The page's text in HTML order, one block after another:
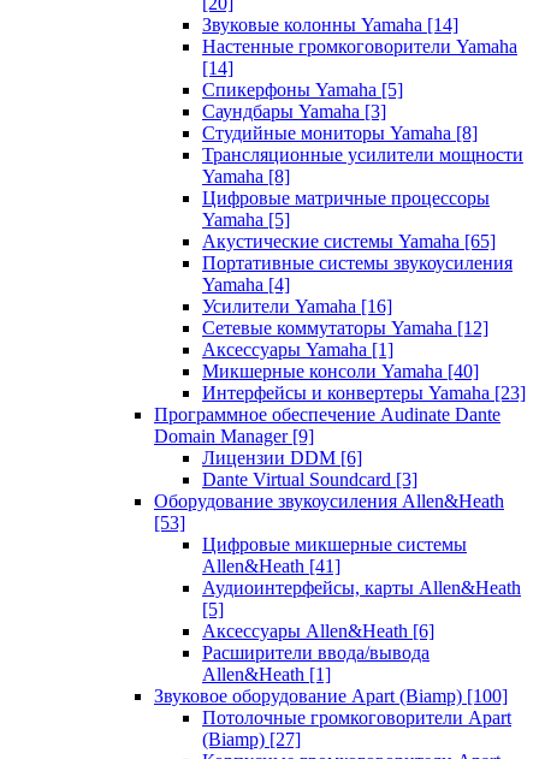
Звуковые колонны Yamaha [14]
Настенные громкоговорители Yamaha
[14]
Спикерфоны Yamaha [5]
Саундбары Yamaha [3]
Студийные мониторы Yamaha [8]
Трансляционные усилители мощности
Yamaha [8]
Цифровые матричные процессоры
Yamaha [5]
Акустические системы Yamaha [65]
Портативные системы звукоусиления
Yamaha [4]
Усилители Yamaha [16]
Сетевые коммутаторы Yamaha [12]
Аксессуары Yamaha [1]
Микшерные консоли Yamaha [40]
Интерфейсы и конвертеры Yamaha [23]
Программное обеспечение Audinate Dante
Domain Manager [9]
Лицензии DDM [6]
Dante Virtual Soundcard [3]
Оборудование звукоусиления Allen&Heath
[53]
Цифровые микшерные системы
Allen&Heath [41]
Аудиоинтерфейсы, карты Allen&Heath
[5]
Аксессуары Allen&Heath [6]
Расширители ввода/вывода
Allen&Heath [1]
Звуковое оборудование Apart (Biamp) [100]
Потолочные громкоговорители Apart
(Biamp) [27]